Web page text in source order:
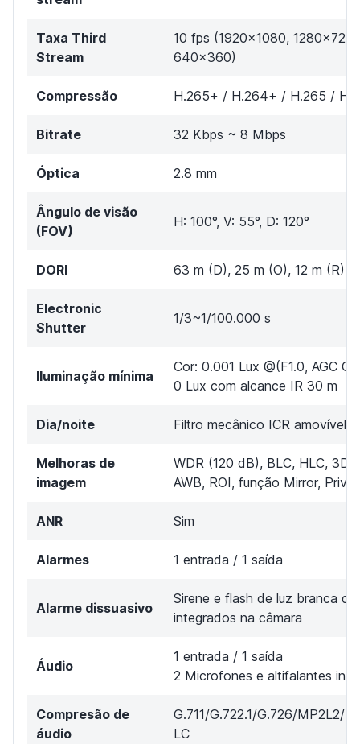
Taxa Third
Stream
10 fps (1920x1080,
640x360)
Compressão H.265+ / H.264+ / H.265 /
Bitrate 32 Kbps ~ 8 Mbps
Óptica 2.8 mm
Ângulo de visão
(FOV)
H: 100°, V: 55°, D: 120°
DORI 63 m (D), 25 m (O), 12 m (R),
Electronic
Shutter
1/3~1/100.000 s
Iluminação mínima
Cor: 0.001 Lux @(F1.0, AGC
0 Lux com alcance IR 30 m
Dia/noite Filtro mecânico ICR amovível
Melhoras de
imagem
WDR (120 dB), BLC, HLC, 3D-
AWB, ROI, função Mirror,
ANR Sim
Alarmes 1 entrada / 1 saída
Alarme dissuasivo
Sirene e flash de luz branca
integrados na câmara
Áudio
1 entrada / 1 saída
2 Microfones e altifalantes
Compresão de
áudio
G.711/G.722.1/G.726/MP2L2/
LC